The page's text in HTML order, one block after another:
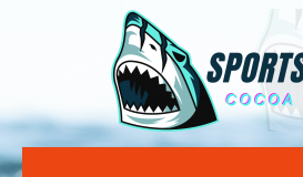
Sports Blog
Cocoa Beach